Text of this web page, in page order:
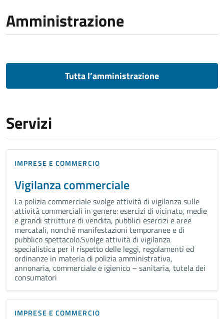
Amministrazione
Tutta l’amministrazione
Servizi
IMPRESE E COMMERCIO
Vigilanza commerciale
La polizia commerciale svolge attività di vigilanza sulle
attività commerciali in genere: esercizi di vicinato, medie
e grandi strutture di vendita, pubblici esercizi e aree
mercatali, nonchè manifestazioni temporanee e di
pubblico spettacolo.Svolge attività di vigilanza
specialistica per il rispetto delle leggi, regolamenti ed
ordinanze in materia di polizia amministrativa,
annonaria, commerciale e igienico – sanitaria, tutela dei
consumatori
IMPRESE E COMMERCIO